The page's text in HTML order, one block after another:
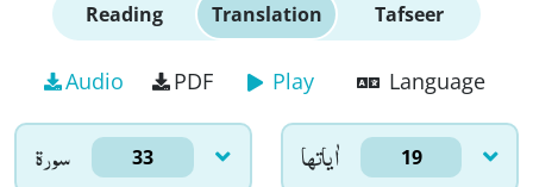
Reading Translation Tafseer
Audio PDF Play Language
سورۃ 33 اٰياتها 19